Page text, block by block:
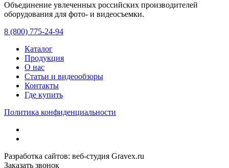
Объединение увлеченных российских производителей
оборудования для фото- и видеосъемки.
8 (800) 775-24-94
Каталог
Продукция
О нас
Статьи и видеообзоры
Контакты
Где купить
Политика конфиденциальности
Разработка сайтов: веб-студия Gravex.ru
Заказать звонок